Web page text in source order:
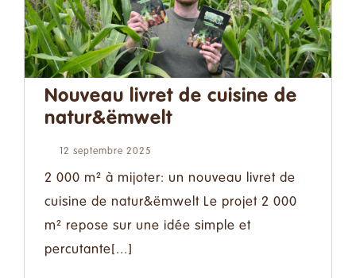
Nouveau livret de cuisine de
natur&ëmwelt
12 septembre 2025
2 000 m² à mijoter: un nouveau livret de
cuisine de natur&ëmwelt Le projet 2 000
m² repose sur une idée simple et
percutante[...]